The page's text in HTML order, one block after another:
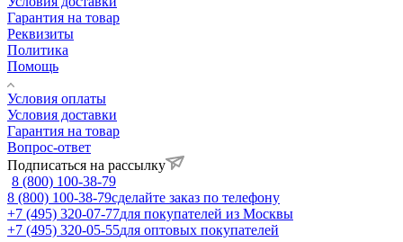
Гарантия на товар
Реквизиты
Политика
Помощь
Условия оплаты
Условия доставки
Гарантия на товар
Вопрос-ответ
Подписаться на рассылку
8 (800) 100-38-79
8 (800) 100-38-79сделайте заказ по телефону
+7 (495) 320-07-77для покупателей из Москвы
+7 (495) 320-05-55для оптовых покупателей